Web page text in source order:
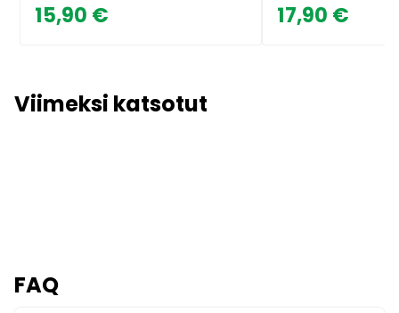
15,90 € 17,90 €
Viimeksi katsotut
FAQ